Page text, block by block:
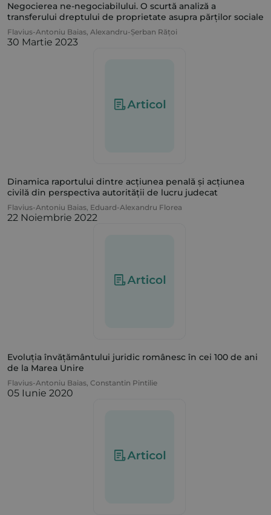
Negocierea ne-negociabilului. O scurtă analiză a
transferului dreptului de proprietate asupra părților sociale
Flavius-Antoniu Baias, Alexandru-Șerban Rățoi
30 Martie 2023
Dinamica raportului dintre acțiunea penală și acțiunea
civilă din perspectiva autorității de lucru judecat
Flavius-Antoniu Baias, Eduard-Alexandru Florea
22 Noiembrie 2022
Evoluția învățământului juridic românesc în cei 100 de ani
de la Marea Unire
Flavius-Antoniu Baias, Constantin Pintilie
05 Iunie 2020